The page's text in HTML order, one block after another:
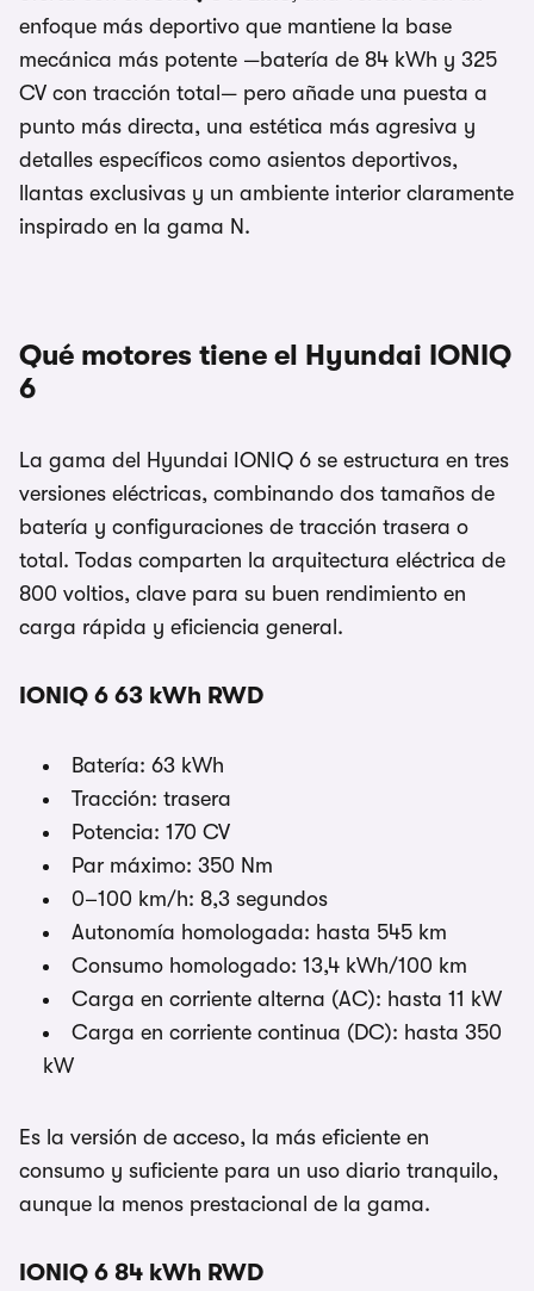
enfoque más deportivo que mantiene la base
mecánica más potente —batería de 84 kWh y 325
CV con tracción total— pero añade una puesta a
punto más directa, una estética más agresiva y
detalles específicos como asientos deportivos,
llantas exclusivas y un ambiente interior claramente
inspirado en la gama N.
Qué motores tiene el Hyundai IONIQ
6
La gama del Hyundai IONIQ 6 se estructura en tres
versiones eléctricas, combinando dos tamaños de
batería y configuraciones de tracción trasera o
total. Todas comparten la arquitectura eléctrica de
800 voltios, clave para su buen rendimiento en
carga rápida y eficiencia general.
IONIQ 6 63 kWh RWD
Batería: 63 kWh
Tracción: trasera
Potencia: 170 CV
Par máximo: 350 Nm
0–100 km/h: 8,3 segundos
Autonomía homologada: hasta 545 km
Consumo homologado: 13,4 kWh/100 km
Carga en corriente alterna (AC): hasta 11 kW
Carga en corriente continua (DC): hasta 350
kW
Es la versión de acceso, la más eficiente en
consumo y suficiente para un uso diario tranquilo,
aunque la menos prestacional de la gama.
IONIQ 6 84 kWh RWD